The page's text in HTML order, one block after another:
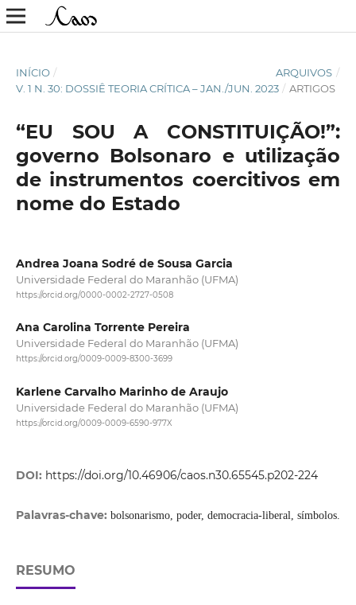
INÍCIO / ARQUIVOS /
V. 1 N. 30: DOSSIÊ TEORIA CRÍTICA – JAN./JUN. 2023 / ARTIGOS
“EU SOU A CONSTITUIÇÃO!”:
governo Bolsonaro e utilização
de instrumentos coercitivos em
nome do Estado
Andrea Joana Sodré de Sousa Garcia
Universidade Federal do Maranhão (UFMA)
https://orcid.org/0000-0002-2727-0508
Ana Carolina Torrente Pereira
Universidade Federal do Maranhão (UFMA)
https://orcid.org/0009-0009-8300-3699
Karlene Carvalho Marinho de Araujo
Universidade Federal do Maranhão (UFMA)
https://orcid.org/0009-0009-6590-977X
DOI: https://doi.org/10.46906/caos.n30.65545.p202-224
Palavras-chave: bolsonarismo, poder, democracia-liberal, símbolos.
RESUMO